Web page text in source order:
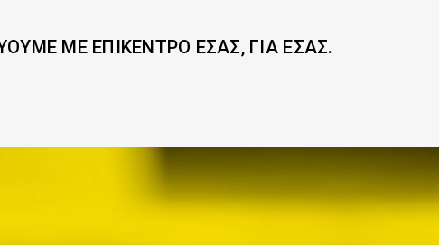
ΜΕ ΕΠΙΚΕΝΤΡΟ ΕΣΑΣ, ΓΙΑ ΕΣΑΣ.